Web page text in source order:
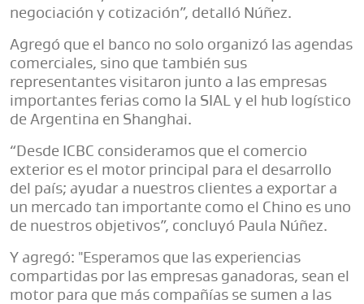
negociación y cotización”, detalló Núñez.
Agregó que el banco no solo organizó las agendas
comerciales, sino que también sus
representantes visitaron junto a las empresas
importantes ferias como la SIAL y el hub logístico
de Argentina en Shanghai.
“Desde ICBC consideramos que el comercio
exterior es el motor principal para el desarrollo
del país; ayudar a nuestros clientes a exportar a
un mercado tan importante como el Chino es uno
de nuestros objetivos”, concluyó Paula Núñez.
Y agregó: "Esperamos que las experiencias
compartidas por las empresas ganadoras, sean el
motor para que más compañías se sumen a las